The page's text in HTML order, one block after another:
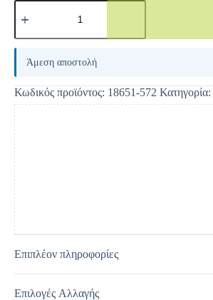
A
e
r
n
a
t
i
v
e
:
Άμεση αποστολή
Κωδικός προϊόντος: 18651-572 Κατηγορία:
Επιπλέον πληροφορίες
Επιλογές Αλλαγής